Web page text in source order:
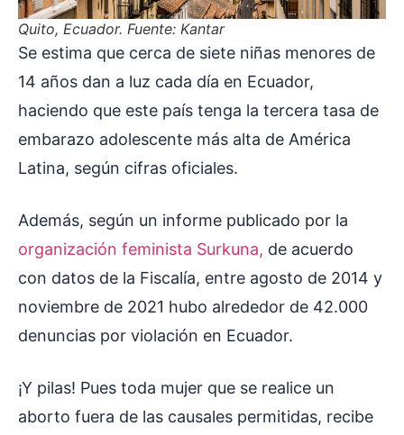
Quito, Ecuador. Fuente: Kantar
Se estima que cerca de siete niñas menores de
14 años dan a luz cada día en Ecuador,
haciendo que este país tenga la tercera tasa de
embarazo adolescente más alta de América
Latina, según cifras oficiales.
Además, según un informe publicado por la
organización feminista Surkuna, de acuerdo
con datos de la Fiscalía, entre agosto de 2014 y
noviembre de 2021 hubo alrededor de 42.000
denuncias por violación en Ecuador.
¡Y pilas! Pues toda mujer que se realice un
aborto fuera de las causales permitidas, recibe